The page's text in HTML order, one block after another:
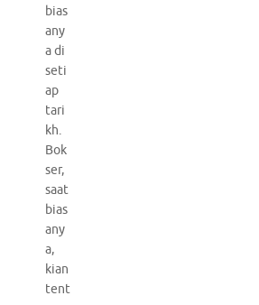
bias
any
a di
seti
ap
tari
kh.
Bok
ser,
saat
bias
any
a,
kian
tent